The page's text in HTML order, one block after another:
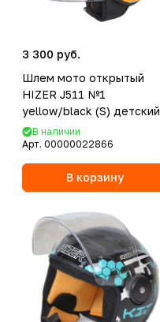
3 300 руб.
Шлем мото открытый
HIZER J511 №1
yellow/black (S) детский
В наличии
Арт. 00000022866
В корзину